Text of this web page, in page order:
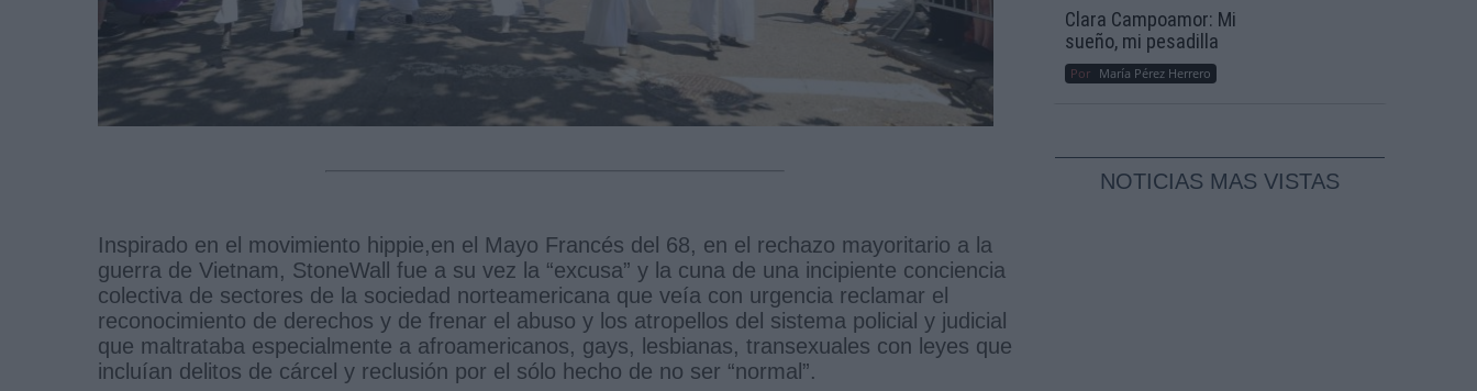
Inspirado en el movimiento hippie,en el Mayo Francés del 68, en el rechazo mayoritario a la
guerra de Vietnam, StoneWall fue a su vez la “excusa” y la cuna de una incipiente conciencia
colectiva de sectores de la sociedad norteamericana que veía con urgencia reclamar el
reconocimiento de derechos y de frenar el abuso y los atropellos del sistema policial y judicial
que maltrataba especialmente a afroamericanos, gays, lesbianas, transexuales con leyes que
incluían delitos de cárcel y reclusión por el sólo hecho de no ser “normal”.
Clara Campoamor: Mi
sueño, mi pesadilla
Por María Pérez Herrero
NOTICIAS MAS VISTAS